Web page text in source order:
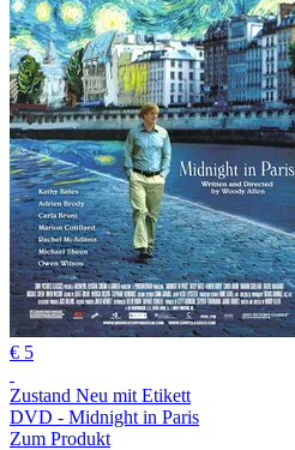
€ 5
Zustand Neu mit Etikett
DVD - Midnight in Paris
Zum Produkt